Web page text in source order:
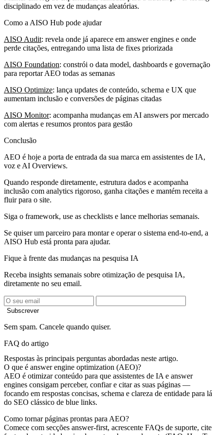
disciplinado em vez de mudanças aleatórias.
Como a AISO Hub pode ajudar
AISO Audit: revela onde já aparece em answer engines e onde
perde citações, entregando uma lista de fixes priorizada
AISO Foundation: constrói o data model, dashboards e governação
para reportar AEO todas as semanas
AISO Optimize: lança updates de conteúdo, schema e UX que
aumentam inclusão e conversões de páginas citadas
AISO Monitor: acompanha mudanças em AI answers por mercado
com alertas e resumos prontos para gestão
Conclusão
AEO é hoje a porta de entrada da sua marca em assistentes de IA,
voz e AI Overviews.
Quando responde diretamente, estrutura dados e acompanha
inclusão com analytics rigoroso, ganha citações e mantém receita a
fluir para o site.
Siga o framework, use as checklists e lance melhorias semanais.
Se quiser um parceiro para montar e operar o sistema end-to-end, a
AISO Hub está pronta para ajudar.
Fique à frente das mudanças na pesquisa IA
Receba insights semanais sobre otimização de pesquisa IA,
diretamente no seu email.
Subscrever
Sem spam. Cancele quando quiser.
FAQ do artigo
Respostas às principais perguntas abordadas neste artigo.
O que é answer engine optimization (AEO)?
AEO é otimizar conteúdo para que assistentes de IA e answer
engines consigam perceber, confiar e citar as suas páginas —
focando em respostas concisas, schema e clareza de entidade para lá
do SEO clássico de blue links.
Como tornar páginas prontas para AEO?
Comece com secções answer-first, acrescente FAQs de suporte, cite